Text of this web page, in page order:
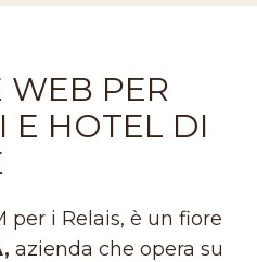
WEB PER
E HOTEL DI
per i Relais, è un fiore
azienda che opera su